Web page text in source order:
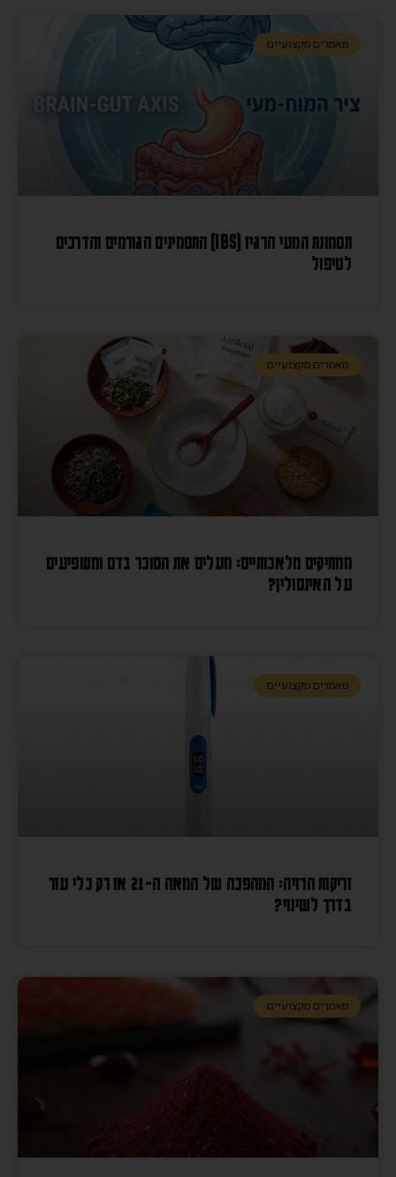
מאמרים מקצועיים
תסמונת המעי הרגיז (IBS) התסמינים הגורמים והדרכים
לטיפול
מאמרים מקצועיים
ממתיקים מלאכותיים: מעלים את הסוכר בדם ומשפיעים
על האינסולין?
מאמרים מקצועיים
זריקות הרזיה: המהפכה של המאה ה-21 או רק כלי עזר
בדרך לשינוי?
מאמרים מקצועיים